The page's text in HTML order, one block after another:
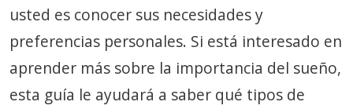
usted es conocer sus necesidades y
preferencias personales. Si está interesado en
aprender más sobre la importancia del sueño,
esta guía le ayudará a saber qué tipos de